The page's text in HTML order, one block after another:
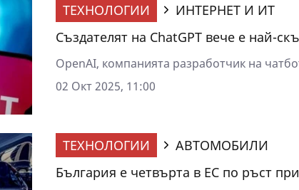
ТЕХНОЛОГИИ
ИНТЕРНЕТ И ИТ
Създателят на ChatGPT вече е най-
OpenAI, компанията разработчик на
02 Окт 2025, 11:00
ТЕХНОЛОГИИ
АВТОМОБИЛИ
България е четвърта в ЕС по ръст